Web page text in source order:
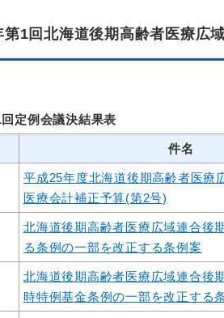
第1回北海道後期高齢者医療広
定例会議決結果表
件名
平成25年度北海道後期高齢者医療
医療会計補正予算(第2号)
北海道後期高齢者医療広域連合後
る条例の一部を改正する条例案
北海道後期高齢者医療広域連合後
時特例基金条例の一部を改正する